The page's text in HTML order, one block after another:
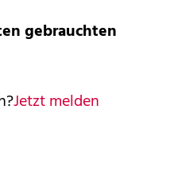
gebrauchten
Jetzt melden